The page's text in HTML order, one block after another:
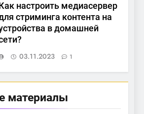
настроить медиасервер
стриминга контента на
в домашней
03.11.2023
1
материалы